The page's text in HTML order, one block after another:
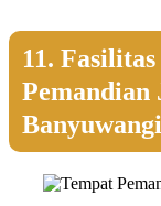
11.
Pemandian
Banyuwangi